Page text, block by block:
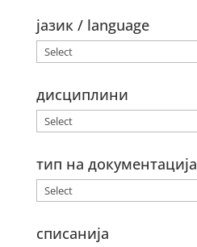
јазик / language
дисциплини
тип на документација
списанија